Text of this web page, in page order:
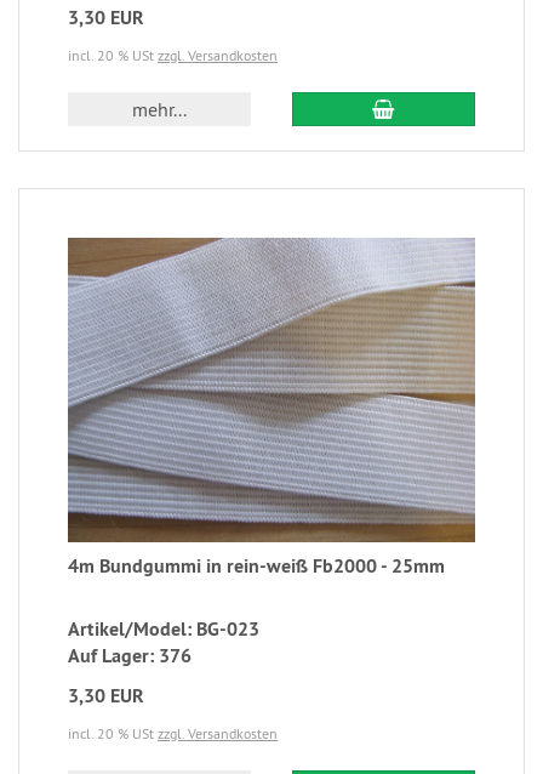
3,30 EUR
incl. 20 % USt zzgl. Versandkosten
mehr...
4m Bundgummi in rein-weiß Fb2000 - 25mm
Artikel/Model: BG-023
Auf Lager: 376
3,30 EUR
incl. 20 % USt zzgl. Versandkosten